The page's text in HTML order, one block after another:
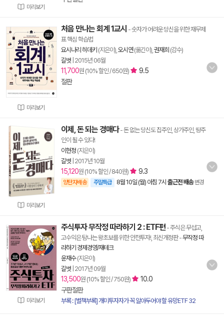
미리보기
미리보기
처음 만나는 회계 1교시 - 숫자가 어려운 당신을 위한 재무제
표 핵심 학습법
요시나리 히데키 (지은이), 오시연(옮긴이), 권재희 (감수)
길벗 2015년 06월
11,700원 (10% 할인 / 650원)
9.5
절판
미리보기
이제, 돈 되는 경매다- 돈 없는 당신도 집주인, 상가주인, 땅주
인이 될 수 있다!
이현정 (지은이)
길벗 2017년 10월
15,120원 (10% 할인 / 840원) 9.3
양탄자배송 주말특급 8월 10일 (월) 아침 7시 출근전 배송 변경
미리보기
주식투자 무작정 따라하기 2 : ETF편 - 주식은 무섭고,
고수익은 탐나는 왕초보를 위한 안전투자!, 최신개정판-무작정 따
라하기 경제경영/재테크
윤재수(지은이)
길벗 2017년 09월
13,500원 (10% 할인 / 750원)
10.0
구판절판
부록 : [별책부록] 개미투자자가 꼭 알아두어야 할 유망ETF 32